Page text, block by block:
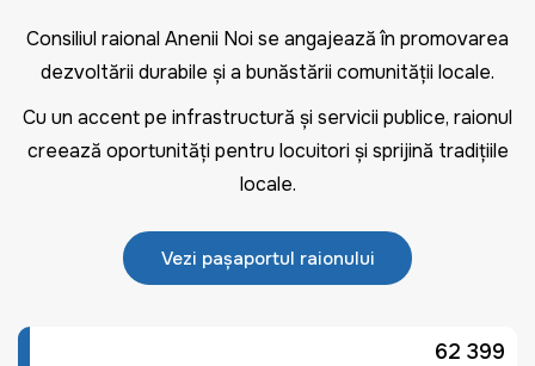
Consiliul raional Anenii Noi se angajează în promovarea
dezvoltării durabile și a bunăstării comunității locale.
Cu un accent pe infrastructură și servicii publice, raionul
creează oportunități pentru locuitori și sprijină tradițiile
locale.
Vezi pașaportul raionului
62 399